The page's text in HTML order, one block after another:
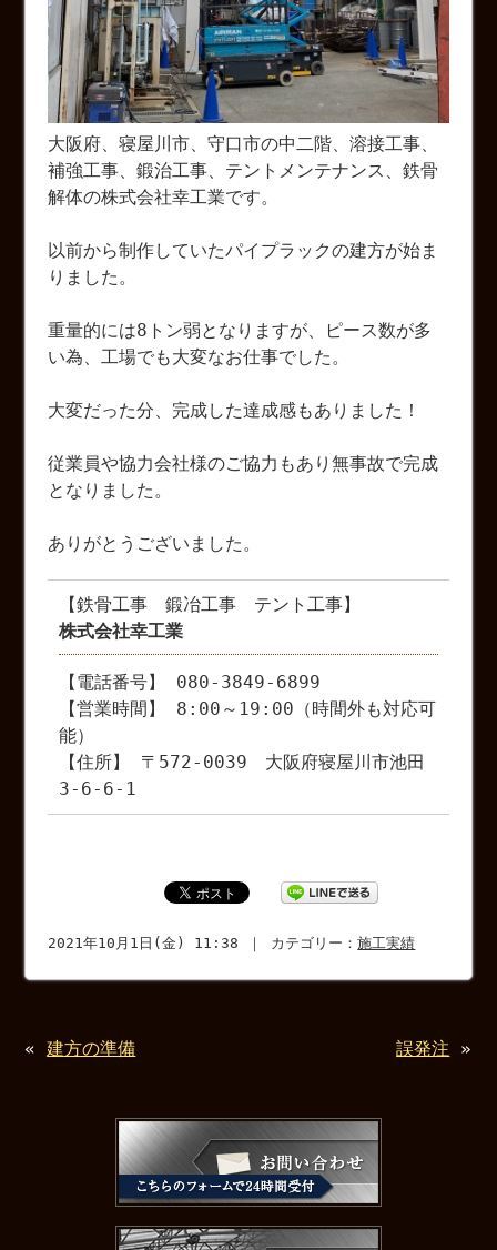
大阪府、寝屋川市、守口市の中二階、溶接工事、
補強工事、鍛治工事、テントメンテナンス、鉄骨
解体の株式会社幸工業です。
以前から制作していたパイプラックの建方が始ま
りました。
重量的には8トン弱となりますが、ピース数が多
い為、工場でも大変なお仕事でした。
大変だった分、完成した達成感もありました！
従業員や協力会社様のご協力もあり無事故で完成
となりました。
ありがとうございました。
【鉄骨工事 鍛冶工事 テント工事】
株式会社幸工業
【電話番号】 080-3849-6899
【営業時間】 8:00～19:00（時間外も対応可
能）
【住所】 〒572-0039 大阪府寝屋川市池田
3-6-6-1
2021年10月1日(金) 11:38 ｜ カテゴリー：施工実績
«建方の準備 誤発注 »